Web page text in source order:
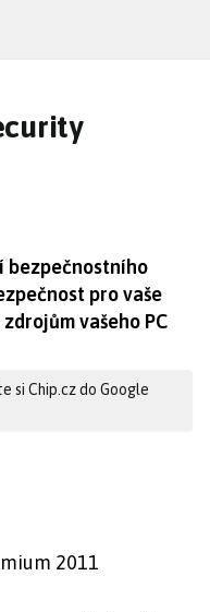
bezpečnostního
pro vaše
vašeho PC
si Chip.cz do Google
2011